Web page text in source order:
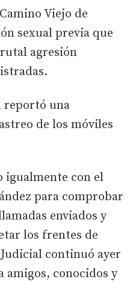
Viejo de
sexual previa que
agresión
reportó una
de los móviles
igualmente con el
para comprobar
enviados y
los frentes de
continuó ayer
amigos, conocidos y